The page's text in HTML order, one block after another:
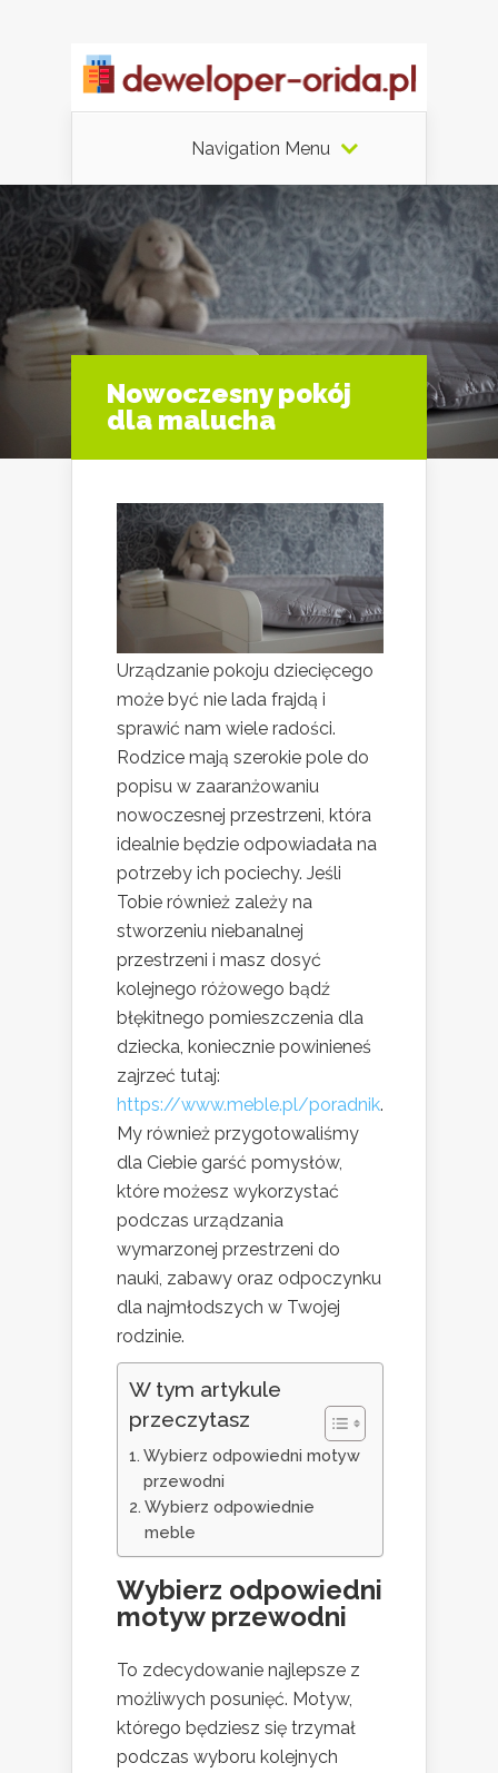
Navigation Menu
Nowoczesny pokój
dla malucha
Urządzanie pokoju dziecięcego
może być nie lada frajdą i
sprawić nam wiele radości.
Rodzice mają szerokie pole do
popisu w zaaranżowaniu
nowoczesnej przestrzeni, która
idealnie będzie odpowiadała na
potrzeby ich pociechy. Jeśli
Tobie również zależy na
stworzeniu niebanalnej
przestrzeni i masz dosyć
kolejnego różowego bądź
błękitnego pomieszczenia dla
dziecka, koniecznie powinieneś
zajrzeć tutaj:
https://www.meble.pl/poradnik.
My również przygotowaliśmy
dla Ciebie garść pomysłów,
które możesz wykorzystać
podczas urządzania
wymarzonej przestrzeni do
nauki, zabawy oraz odpoczynku
dla najmłodszych w Twojej
rodzinie.
W tym artykule
przeczytasz
Wybierz odpowiedni motyw
przewodni
Wybierz odpowiednie
meble
Wybierz odpowiedni
motyw przewodni
To zdecydowanie najlepsze z
możliwych posunięć. Motyw,
którego będziesz się trzymał
podczas wyboru kolejnych